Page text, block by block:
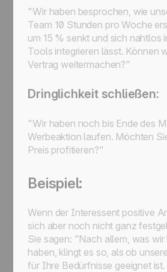
"Wir haben besprochen, wie
Team 10 Stunden pro Woche
um 15 % senkt und sich nahtlos
Tools integrieren lässt. Können
Vertrag weitermachen?"
Dringlichkeit schließen:
"Wir haben noch bis Ende des
Werbeaktion laufen. Möchten
Preis profitieren?"
Beispiel:
Wenn der Interessent positive
sich aber noch nicht ganz
Sie sagen: "Nach allem, was
haben, klingt es so, als ob
für Ihre Bedürfnisse geeignet